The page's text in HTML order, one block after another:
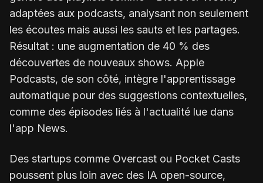
adaptées aux podcasts, analysant non seulement
les écoutes mais aussi les sauts et les partages.
Résultat : une augmentation de 40 % des
découvertes de nouveaux shows. Apple
Podcasts, de son côté, intègre l'apprentissage
automatique pour des suggestions contextuelles,
comme des épisodes liés à l'actualité lue dans
l'app News.
Des startups comme Overcast ou Pocket Casts
poussent plus loin avec des IA open-source,